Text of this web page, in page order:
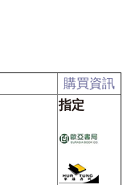
購買資訊
指定